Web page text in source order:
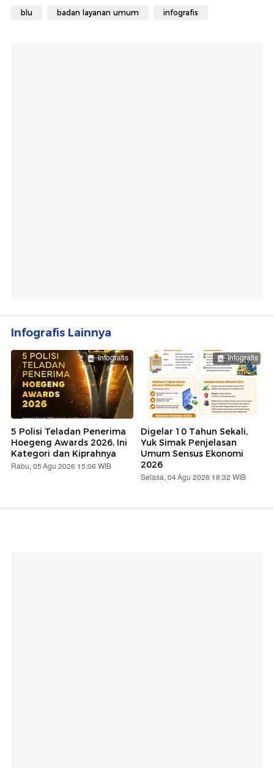
blu badan layanan umum infografis
Infografis Lainnya
Infografis
5 Polisi Teladan Penerima
Hoegeng Awards 2026, Ini
Kategori dan Kiprahnya
Rabu, 05 Agu 2026 15:06 WIB
Infografis
Digelar 10 Tahun Sekali,
Yuk Simak Penjelasan
Umum Sensus Ekonomi
2026
Selasa, 04 Agu 2026 18:32 WIB